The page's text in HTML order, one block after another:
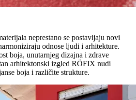
neprestano se postavljaju novi
odnose ljudi i arhitekture.
boja, unutarnjeg dizajna i zdrave
arhitektonski izgled RÖFIX nudi
boja i različite strukture.